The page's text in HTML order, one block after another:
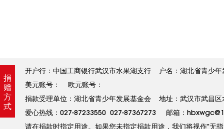
捐
赠
方
式
开户行：中国工商银行武汉市水果湖支行 户名：湖北省青
美元账号： 欧元账号：
捐款受理单位：湖北省青少年发展基金会 地址：武汉市武昌
爱心热线：027-87233550 027-87367273 邮箱：
请在捐款时指定用途。如果您未指定捐款用途，我们将视作”无